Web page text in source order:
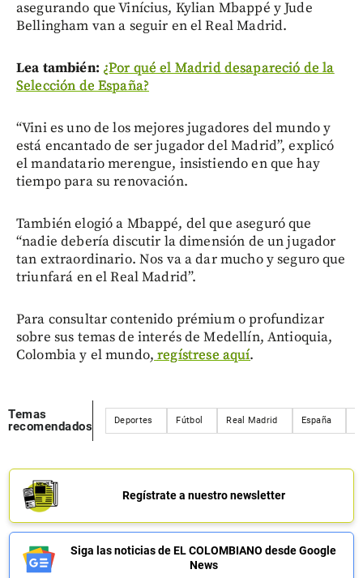
asegurando que Vinícius, Kylian Mbappé y Jude
Bellingham van a seguir en el Real Madrid.
Lea también: ¿Por qué el Madrid desapareció de la
Selección de España?
“Vini es uno de los mejores jugadores del mundo y
está encantado de ser jugador del Madrid”, explicó
el mandatario merengue, insistiendo en que hay
tiempo para su renovación.
También elogió a Mbappé, del que aseguró que
“nadie debería discutir la dimensión de un jugador
tan extraordinario. Nos va a dar mucho y seguro que
triunfará en el Real Madrid”.
Para consultar contenido prémium o profundizar
sobre sus temas de interés de Medellín, Antioquia,
Colombia y el mundo, regístrese aquí.
Temas
recomendados
Deportes Fútbol Real Madrid España
Regístrate a nuestro newsletter
Siga las noticias de EL COLOMBIANO desde Google
News